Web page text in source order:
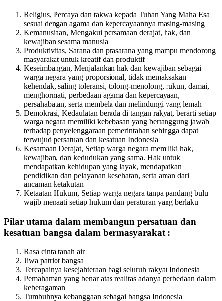
Religius, Percaya dan takwa kepada Tuhan Yang Maha Esa
sesuai dengan agama dan kepercayaannya masing-masing
Kemanusiaan, Mengakui persamaan derajat, hak, dan
kewajiban sesama manusia
Produktivitas, Sarana dan prasarana yang mampu mendorong
masyarakat untuk kreatif dan produktif
Keseimbangan, Menjalankan hak dan kewajiban sebagai
warga negara yang proporsional, tidak memaksakan
kehendak, saling toleransi, tolong-menolong, rukun, damai,
menghormati, perbedaan agama dan kepercayaan,
persahabatan, serta membela dan melindungi yang lemah
Demokrasi, Kedaulatan berada di tangan rakyat, berarti setiap
warga negara memiliki kebebasan yang bertanggung jawab
terhadap penyelenggaraan pemerintahan sehingga dapat
terwujud persatuan dan kesatuan Indonesia
Kesamaan Derajat, Setiap warga negara memiliki hak,
kewajiban, dan kedudukan yang sama. Hak untuk
mendapatkan kehidupan yang layak, mendapatkan
pendidikan dan pelayanan kesehatan, serta aman dari
ancaman ketakutan
Ketaatan Hukum, Setiap warga negara tanpa pandang bulu
wajib menaati setiap hukum dan peraturan yang berlaku
Pilar utama dalam membangun persatuan dan
kesatuan bangsa dalam bermasyarakat :
Rasa cinta tanah air
Jiwa patriot bangsa
Tercapainya kesejahteraan bagi seluruh rakyat Indonesia
Pemahaman yang benar atas realitas adanya perbedaan dalam
keberagaman
Tumbuhnya kebanggaan sebagai bangsa Indonesia